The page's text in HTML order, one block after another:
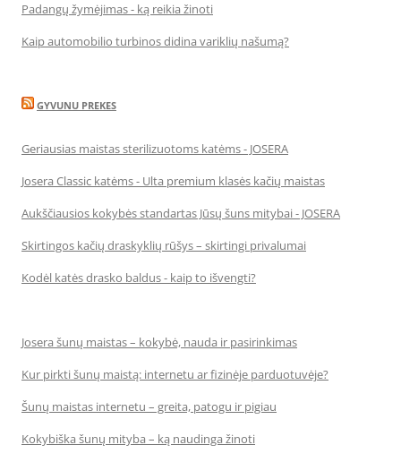
Padangų žymėjimas - ką reikia žinoti
Kaip automobilio turbinos didina variklių našumą?
GYVUNU PREKES
Geriausias maistas sterilizuotoms katėms - JOSERA
Josera Classic katėms - Ulta premium klasės kačių maistas
Aukščiausios kokybės standartas Jūsų šuns mitybai - JOSERA
Skirtingos kačių draskyklių rūšys – skirtingi privalumai
Kodėl katės drasko baldus - kaip to išvengti?
Josera šunų maistas – kokybė, nauda ir pasirinkimas
Kur pirkti šunų maistą: internetu ar fizinėje parduotuvėje?
Šunų maistas internetu – greita, patogu ir pigiau
Kokybiška šunų mityba – ką naudinga žinoti